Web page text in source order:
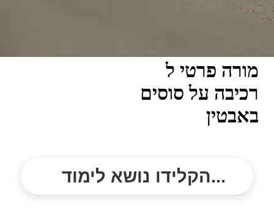
מורה פרטי ל
רכיבה על סוסים
באבטין
הקלידו נושא לימוד...